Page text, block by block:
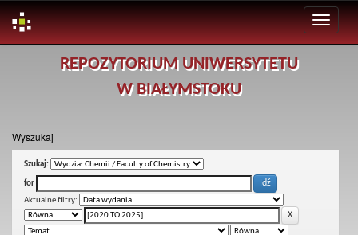
REPOZYTORIUM UNIWERSYTETU
W BIAŁYMSTOKU
Wyszukaj
Szukaj:
for
Aktualne filtry: